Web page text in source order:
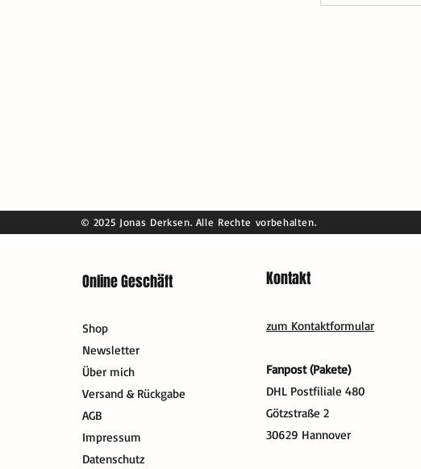
Kontakt
zum Kontaktformular
Fanpost (Pakete)
DHL Postfiliale 480
Götzstraße 2
30629 Hannover
Online Geschäft
Shop
Newsletter
Über mich
Versand & Rückgabe
AGB
Impressum
Datenschutz
© 2025 Jonas Derksen. Alle Rechte vorbehalten.